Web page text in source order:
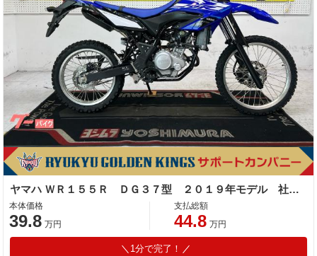
ヤマハ ＷＲ１５５Ｒ ＤＧ３７型 ２０１９年モデル 社外マフラー・レバー
本体価格
39.8 万円
支払総額
44.8 万円
1分で完了！